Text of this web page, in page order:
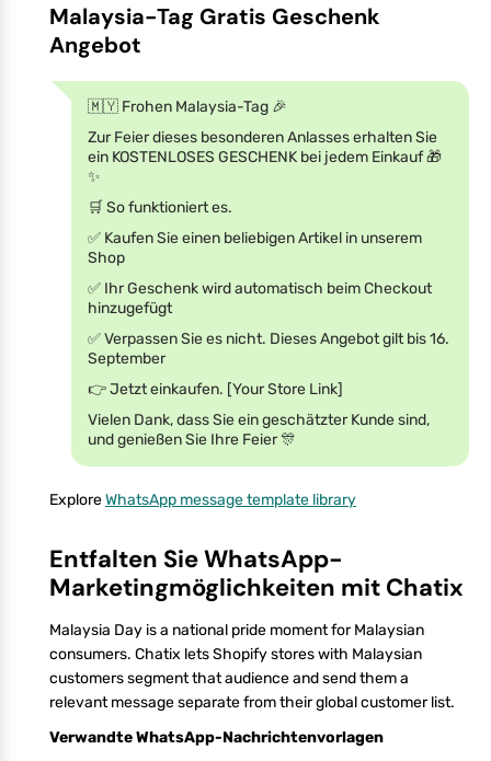
Malaysia-Tag Gratis Geschenk
Angebot
🇲🇾 Frohen Malaysia-Tag 🎉
Zur Feier dieses besonderen Anlasses erhalten Sie
ein KOSTENLOSES GESCHENK bei jedem Einkauf 🎁
✨
🛒 So funktioniert es.
✅ Kaufen Sie einen beliebigen Artikel in unserem
Shop
✅ Ihr Geschenk wird automatisch beim Checkout
hinzugefügt
✅ Verpassen Sie es nicht. Dieses Angebot gilt bis 16.
September
👉 Jetzt einkaufen. [Your Store Link]
Vielen Dank, dass Sie ein geschätzter Kunde sind,
und genießen Sie Ihre Feier 🎊
ExploreWhatsApp message template library
Entfalten Sie WhatsApp-
Marketingmöglichkeiten mit Chatix
Malaysia Day is a national pride moment for Malaysian
consumers. Chatix lets Shopify stores with Malaysian
customers segment that audience and send them a
relevant message separate from their global customer list.
Verwandte WhatsApp-Nachrichtenvorlagen